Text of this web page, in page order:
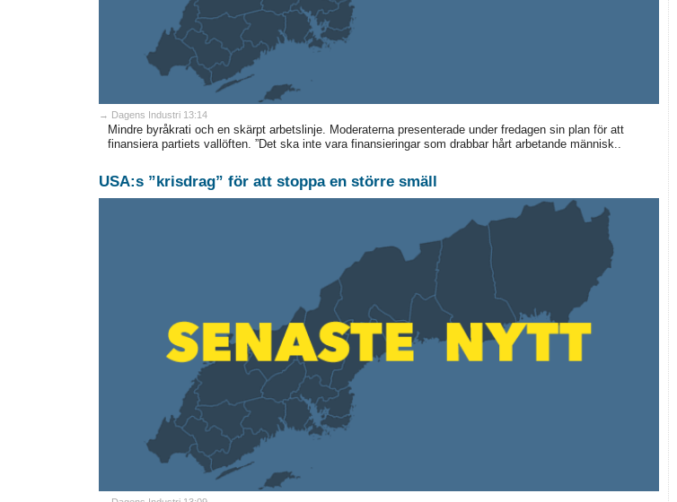
→ Dagens Industri 13:14
Mindre byråkrati och en skärpt arbetslinje. Moderaterna presenterade under fredagen sin plan för att
finansiera partiets vallöften. ”Det ska inte vara finansieringar som drabbar hårt arbetande människ..
USA:s ”krisdrag” för att stoppa en större smäll